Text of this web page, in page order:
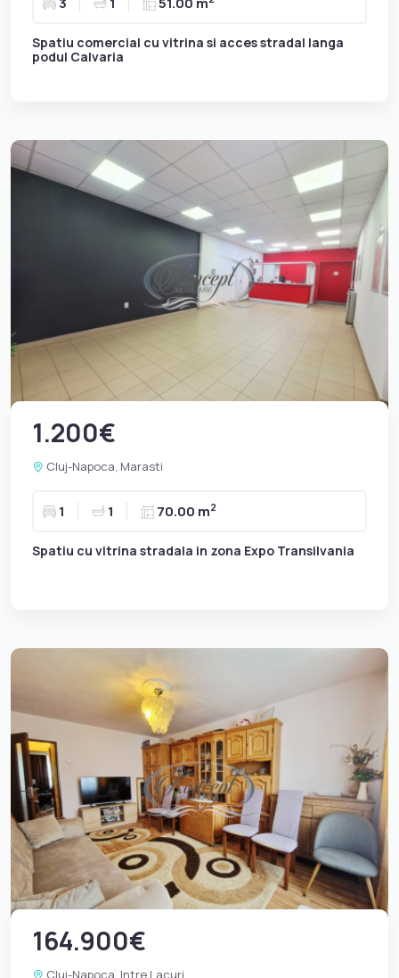
Spatiu comercial cu vitrina si acces stradal langa
podul Calvaria
1.200€
Cluj-Napoca, Marasti
1 1 70.00 m2
Spatiu cu vitrina stradala in zona Expo Transilvania
164.900€
Cluj-Napoca, Intre Lacuri